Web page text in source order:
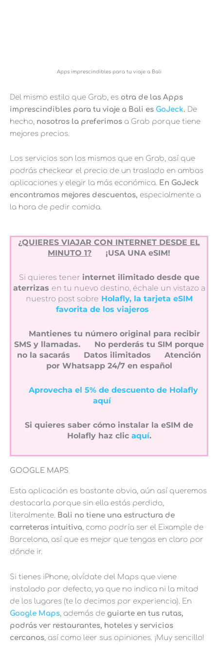
Apps imprescindibles para tu viaje a Bali
Del mismo estilo que Grab, es otra de las Apps
imprescindibles para tu viaje a Bali es GoJeck. De
hecho, nosotros la preferimos a Grab porque tiene
mejores precios.
Los servicios son los mismos que en Grab, así que
podrás checkear el precio de un traslado en ambas
aplicaciones y elegir la más económica. En GoJeck
encontramos mejores descuentos, especialmente a
la hora de pedir comida.
¿QUIERES VIAJAR CON INTERNET DESDE EL
MINUTO 1?
¡USA UNA eSIM!
Si quieres tenerinternet ilimitado desde que
aterrizas en tu nuevo destino, échale un vistazo a
nuestro post sobre Holafly, la tarjeta eSIM
favorita de los viajeros
Mantienes tu número original para recibir
SMS y llamadas.
No perderás tu SIM porque
no la sacarás
Datos ilimitados
Atención
por Whatsapp 24/7 en español
Aprovecha el 5% de descuento de Holafly
aquí
Si quieres saber cómo instalar la eSIM de
Holafly haz clic aquí.
GOOGLE MAPS
Esta aplicación es bastante obvia, aún así queremos
destacarla porque sin ella estás perdido,
literalmente. Bali no tiene una estructura de
carreteras intuitiva, como podría ser el Eixample de
Barcelona, así que es mejor que tengas en claro por
dónde ir.
Si tienes iPhone, olvídate del Maps que viene
instalado por defecto, ya que no indica ni la mitad
de los lugares (te lo decimos por experiencia). En
Google Maps, además de guiarte en tus rutas,
podrás ver restaurantes, hoteles y servicios
cercanos, así como leer sus opiniones. ¡Muy sencillo!